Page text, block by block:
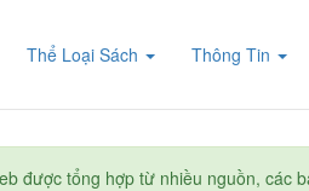
(current)Thể Loại Sách Thông Tin
được tổng hợp từ nhiều nguồn, các